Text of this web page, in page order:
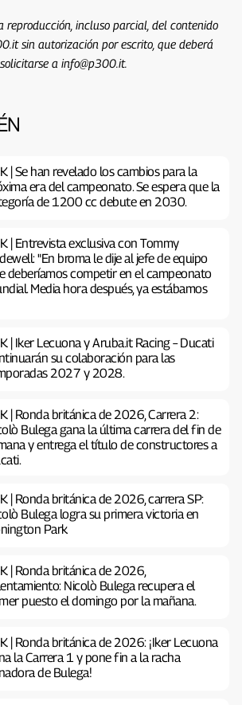
reproducción, incluso parcial, del contenido
sin autorización por escrito, que deberá
solicitarse a info@p300.it.
| Se han revelado los cambios para la
era del campeonato. Se espera que la
de 1200 cc debute en 2030.
| Entrevista exclusiva con Tommy
"En broma le dije al jefe de equipo
deberíamos competir en el campeonato
Media hora después, ya estábamos
| Iker Lecuona y Aruba.it Racing – Ducati
su colaboración para las
2027 y 2028.
| Ronda británica de 2026, Carrera 2:
Bulega gana la última carrera del fin de
y entrega el título de constructores a
| Ronda británica de 2026, carrera SP:
Bulega logra su primera victoria en
Park
| Ronda británica de 2026,
Nicolò Bulega recupera el
puesto el domingo por la mañana.
| Ronda británica de 2026: ¡Iker Lecuona
la Carrera 1 y pone fin a la racha
de Bulega!